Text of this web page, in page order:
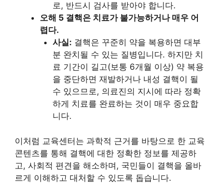
로, 반드시 검사를 받아야 합니다.
오해 5 결핵은 치료가 불가능하거나 매우 어
렵다.
사실: 결핵은 꾸준히 약을 복용하면 대부
분 완치될 수 있는 질병입니다. 하지만 치
료 기간이 길고(보통 6개월 이상) 약 복용
을 중단하면 재발하거나 내성 결핵이 될
수 있으므로, 의료진의 지시에 따라 정확
하게 치료를 완료하는 것이 매우 중요합
니다.
이처럼 교육센터는 과학적 근거를 바탕으로 한 교육
콘텐츠를 통해 결핵에 대한 정확한 정보를 제공하
고, 사회적 편견을 해소하며, 국민들이 결핵을 올바
르게 이해하고 대처할 수 있도록 돕습니다.